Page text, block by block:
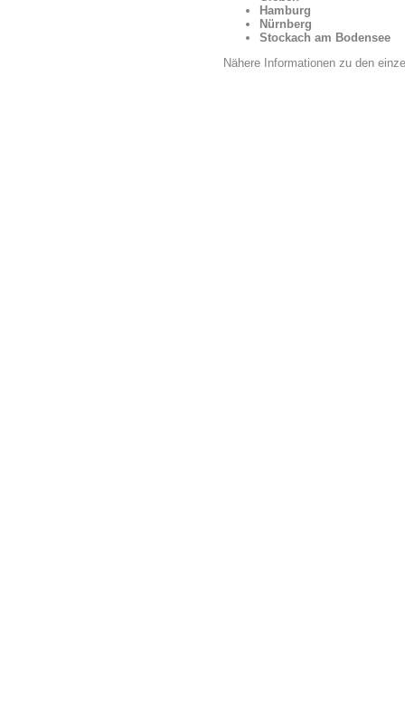
Hamburg
Nürnberg
Stockach am Bodensee
Nähere Informationen zu den